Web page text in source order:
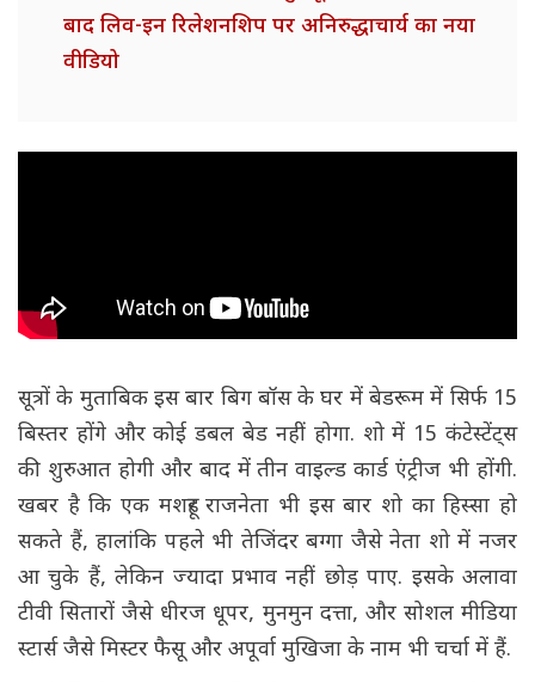
बाद लिव-इन रिलेशनशिप पर अनिरुद्धाचार्य का नया
वीडियो
सूत्रों के मुताबिक इस बार बिग बॉस के घर में बेडरूम में सिर्फ 15
बिस्तर होंगे और कोई डबल बेड नहीं होगा. शो में 15 कंटेस्टेंट्स
की शुरुआत होगी और बाद में तीन वाइल्ड कार्ड एंट्रीज भी होंगी.
खबर है कि एक मशहूर राजनेता भी इस बार शो का हिस्सा हो
सकते हैं, हालांकि पहले भी तेजिंदर बग्गा जैसे नेता शो में नजर
आ चुके हैं, लेकिन ज्यादा प्रभाव नहीं छोड़ पाए. इसके अलावा
टीवी सितारों जैसे धीरज धूपर, मुनमुन दत्ता, और सोशल मीडिया
स्टार्स जैसे मिस्टर फैसू और अपूर्वा मुखिजा के नाम भी चर्चा में हैं.